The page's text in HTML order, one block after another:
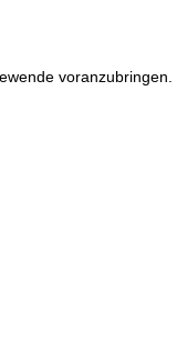
voranzubringen.